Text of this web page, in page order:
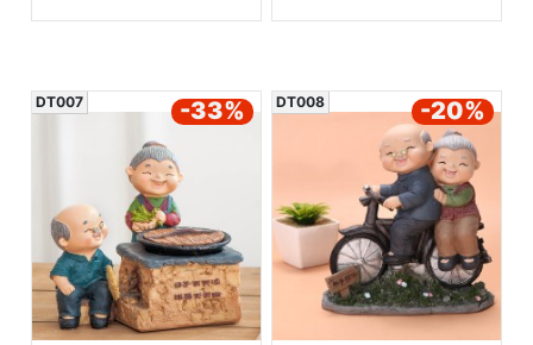
DT007 -33% DT008 -20%